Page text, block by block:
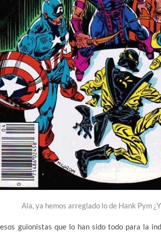
Ala, ya hemos arreglado lo de Hank Pym
guionistas que lo han sido todo para la